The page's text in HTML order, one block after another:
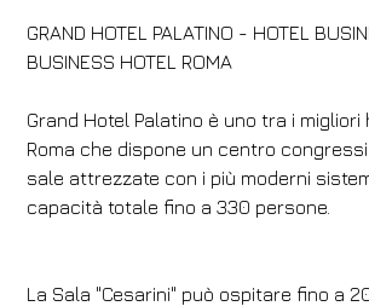
GRAND HOTEL PALATINO - HOTEL
BUSINESS HOTEL ROMA
Grand Hotel Palatino è uno tra i
Roma che dispone un centro
sale attrezzate con i più moderni
capacità totale fino a 330 persone.
La Sala "Cesarini" può ospitare fino a